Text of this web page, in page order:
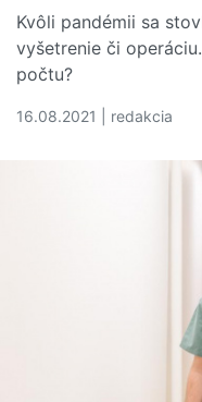
Kvôli pandémii sa
vyšetrenie či
počtu?
16.08.2021 | redakcia